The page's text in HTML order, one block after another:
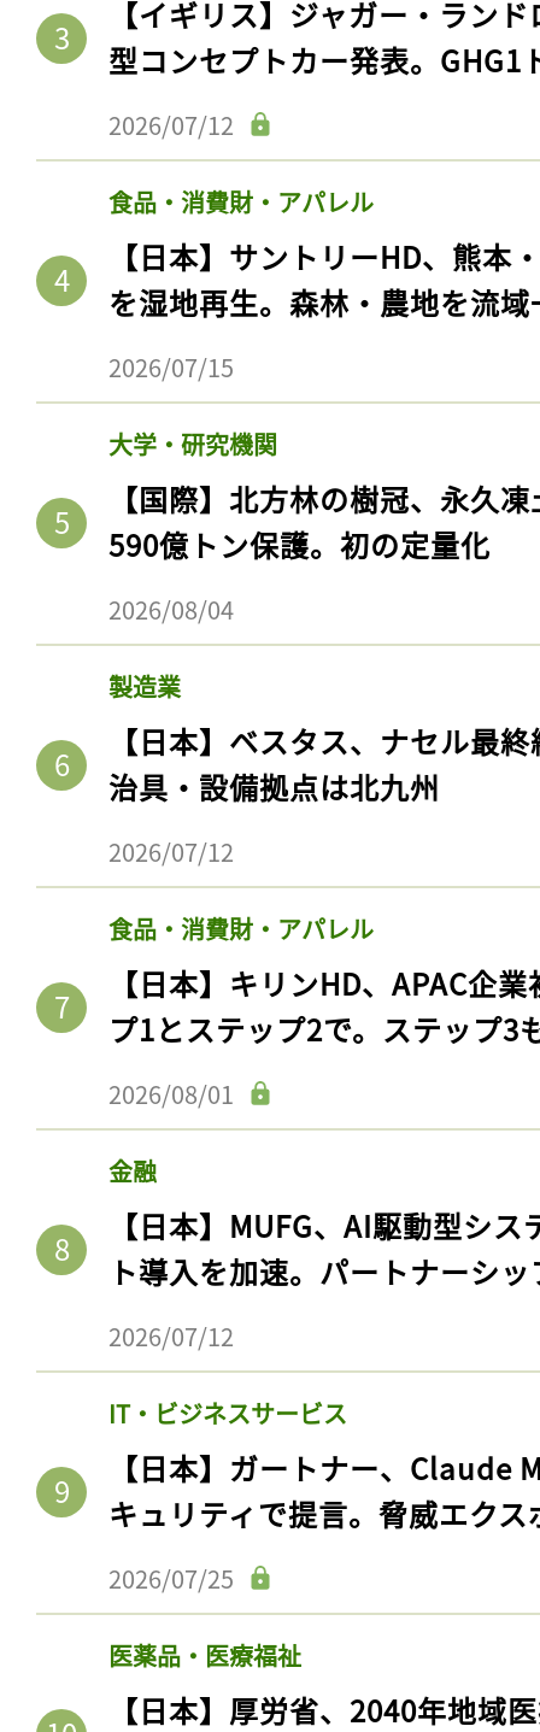
【イギリス】ジャガー・ラン
型コンセプトカー発表。GHG1
2026/07/12
食品・消費財・アパレル
【日本】サントリーHD、熊本
を湿地再生。森林・農地を流
2026/07/15
大学・研究機関
【国際】北方林の樹冠、永久
590億トン保護。初の定量化
2026/08/04
製造業
【日本】ベスタス、ナセル最
治具・設備拠点は北九州
2026/07/12
食品・消費財・アパレル
【日本】キリンHD、APAC企
プ1とステップ2で。ステップ3
2026/08/01
金融
【日本】MUFG、AI駆動型シ
ト導入を加速。パートナーシ
2026/07/12
IT・ビジネスサービス
【日本】ガートナー、Claude
キュリティで提言。脅威エク
2026/07/25
医薬品・医療福祉
【日本】厚労省、2040年地域
記事をお気に入りに
ログインが必